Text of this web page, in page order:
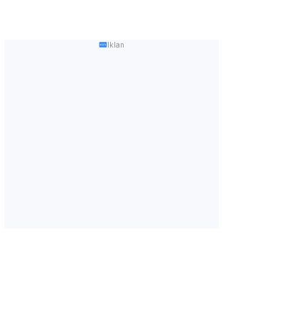
Iklan